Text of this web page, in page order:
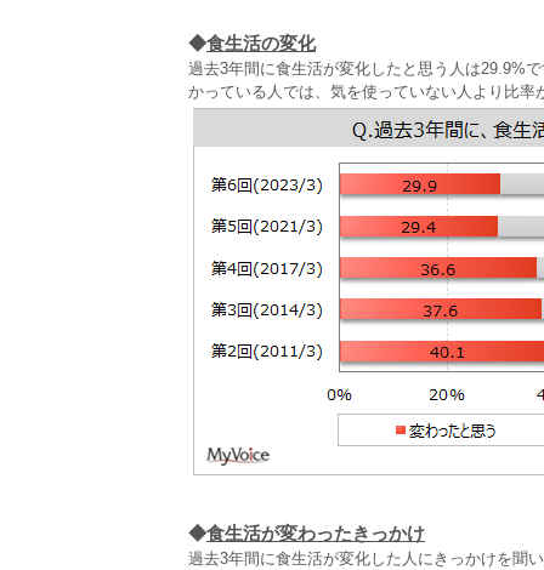
◆食生活の変化
過去3年間に食生活が変化したと思う人は29.9%
かっている人では、気を使っていない人より比率
◆食生活が変わったきっかけ
過去3年間に食生活が変化した人にきっかけを聞